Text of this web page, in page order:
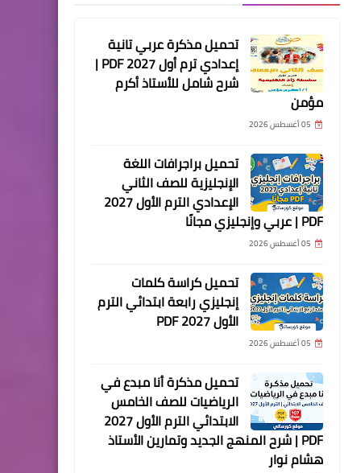
تحميل مذكرة عربي تانية
إعدادي ترم أول 2027 PDF |
شرح شامل للأستاذ أكرم
مؤمن
05 أغسطس 2026
تحميل براجرافات اللغة
الإنجليزية للصف الثاني
الإعدادي الترم الأول 2027
PDF | عربي وإنجليزي مجانًا
05 أغسطس 2026
تحميل كراسة كلمات
إنجليزي رابعة ابتدائي الترم
الأول 2027 PDF
05 أغسطس 2026
تحميل مذكرة أنا مبدع في
الرياضيات للصف الخامس
الابتدائي الترم الأول 2027
PDF | شرح المنهج الجديد وتمارين الأستاذ
هشام نوار